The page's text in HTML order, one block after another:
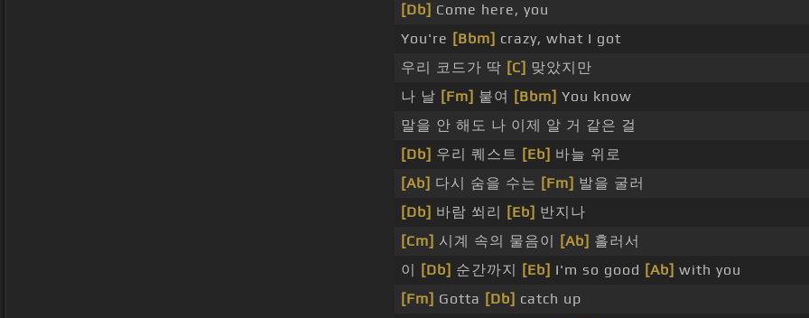
[Db] Come here, you
You're [Bbm] crazy, what I got
우리 코드가 딱 [C] 맞았지만
나 날 [Fm] 붙여 [Bbm] You know
말을 안 해도 나 이제 알 거 같은 걸
[Db] 우리 퀘스트 [Eb] 바늘 위로
[Ab] 다시 숨을 수는 [Fm] 발을 굴러
[Db] 바람 쐬리 [Eb] 반지나
[Cm] 시계 속의 물음이 [Ab] 흘러서
이
[Db] 순간까지 [Eb] I'm so good [Ab] with you
[Fm] Gotta [Db] catch up